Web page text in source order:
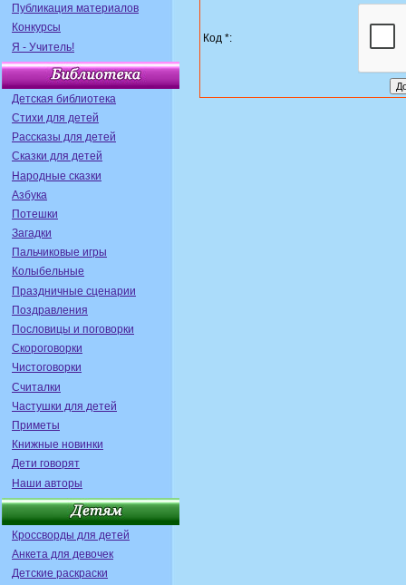
Публикация материалов
Конкурсы
Я - Учитель!
Детская библиотека
Стихи для детей
Рассказы для детей
Сказки для детей
Народные сказки
Азбука
Потешки
Загадки
Пальчиковые игры
Колыбельные
Праздничные сценарии
Поздравления
Пословицы и поговорки
Скороговорки
Чистоговорки
Считалки
Частушки для детей
Приметы
Книжные новинки
Дети говорят
Наши авторы
Кроссворды для детей
Анкета для девочек
Детские раскраски
Код *: